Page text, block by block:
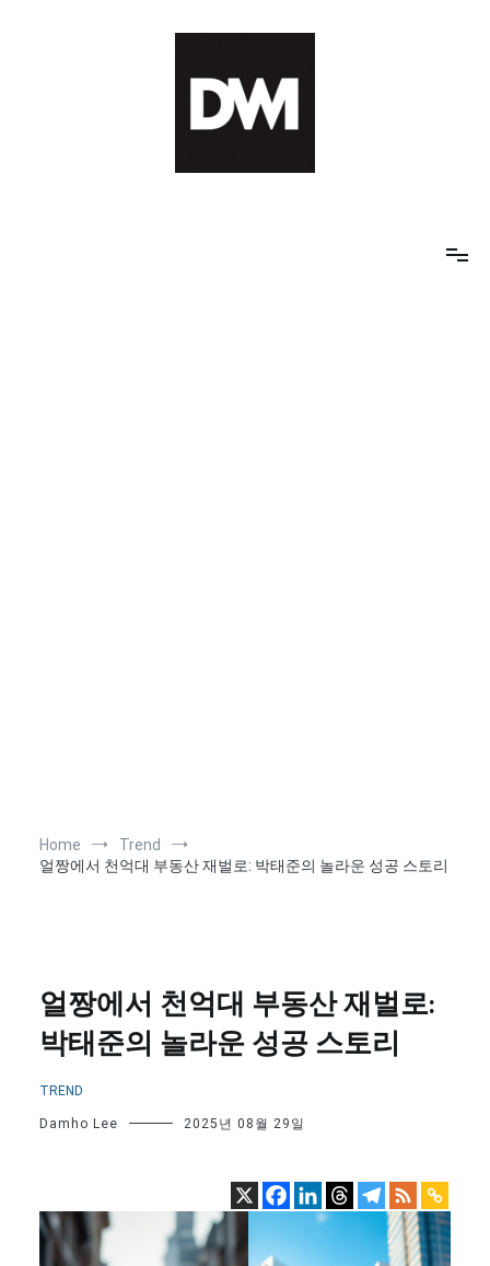
Home
Trend
얼짱에서 천억대 부동산 재벌로: 박태준의 놀라운 성공 스토리
얼짱에서 천억대 부동산 재벌로:
박태준의 놀라운 성공 스토리
TREND
Damho Lee 2025년 08월 29일